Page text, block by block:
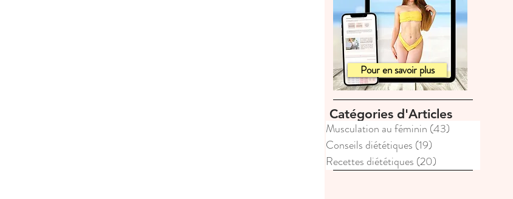
Pour en savoir plus
Catégories d'Articles
Musculation au féminin (43)
Conseils diététiques (19)
Recettes diététiques (20)